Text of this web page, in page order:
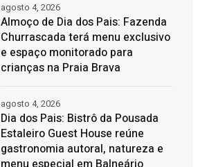
Almoço de Dia dos Pais: Fazenda
Churrascada terá menu exclusivo
e espaço monitorado para
crianças na Praia Brava
agosto 4, 2026
Dia dos Pais: Bistrô da Pousada
Estaleiro Guest House reúne
gastronomia autoral, natureza e
agosto 4, 2026